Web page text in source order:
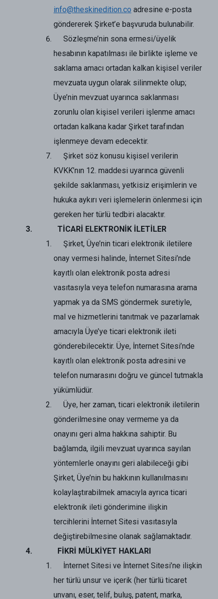
info@theskinedition.co adresine e-posta
göndererek Şirket’e başvuruda bulunabilir.
Sözleşme’nin sona ermesi/üyelik
hesabının kapatılması ile birlikte işleme ve
saklama amacı ortadan kalkan kişisel veriler
mevzuata uygun olarak silinmekte olup;
Üye’nin mevzuat uyarınca saklanması
zorunlu olan kişisel verileri işlenme amacı
ortadan kalkana kadar Şirket tarafından
işlenmeye devam edecektir.
Şirket söz konusu kişisel verilerin
KVKK’nın 12. maddesi uyarınca güvenli
şekilde saklanması, yetkisiz erişimlerin ve
hukuka aykırı veri işlemelerin önlenmesi için
gereken her türlü tedbiri alacaktır.
TİCARİ ELEKTRONİK İLETİLER
Şirket, Üye’nin ticari elektronik iletilere
onay vermesi halinde, İnternet Sitesi’nde
kayıtlı olan elektronik posta adresi
vasıtasıyla veya telefon numarasına arama
yapmak ya da SMS göndermek suretiyle,
mal ve hizmetlerini tanıtmak ve pazarlamak
amacıyla Üye’ye ticari elektronik ileti
gönderebilecektir. Üye, İnternet Sitesi’nde
kayıtlı olan elektronik posta adresini ve
telefon numarasını doğru ve güncel tutmakla
yükümlüdür.
Üye, her zaman, ticari elektronik iletilerin
gönderilmesine onay vermeme ya da
onayını geri alma hakkına sahiptir. Bu
bağlamda, ilgili mevzuat uyarınca sayılan
yöntemlerle onayını geri alabileceği gibi
Şirket, Üye’nin bu hakkının kullanılmasını
kolaylaştırabilmek amacıyla ayrıca ticari
elektronik ileti gönderimine ilişkin
tercihlerini İnternet Sitesi vasıtasıyla
değiştirebilmesine olanak sağlamaktadır.
FİKRİ MÜLKİYET HAKLARI
İnternet Sitesi ve İnternet Sitesi’ne ilişkin
her türlü unsur ve içerik (her türlü ticaret
unvanı, eser, telif, buluş, patent, marka,